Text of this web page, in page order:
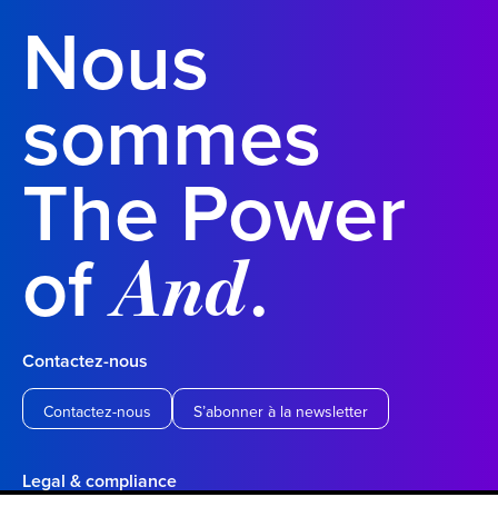
Nous
sommes
The Power
ofAnd.
Contactez-nous
Contactez-nous S’abonner à la newsletter
Legal & compliance